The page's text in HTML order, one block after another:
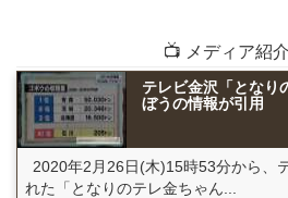
📺 メディア紹
テレビ金沢「となり
ぼうの情報が引用
2020年2月26日(木)15時53分から、
れた「となりのテレ金ちゃん...